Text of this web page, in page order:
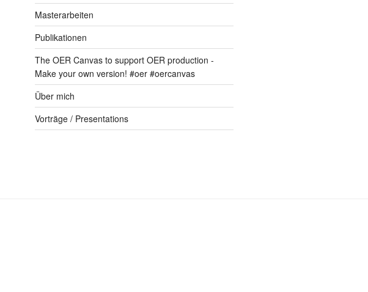
Masterarbeiten
Publikationen
The OER Canvas to support OER production -
Make your own version! #oer #oercanvas
Über mich
Vorträge / Presentations